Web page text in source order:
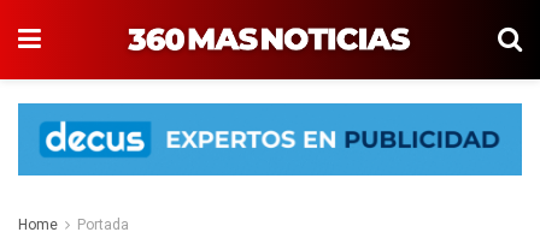
Home Portada